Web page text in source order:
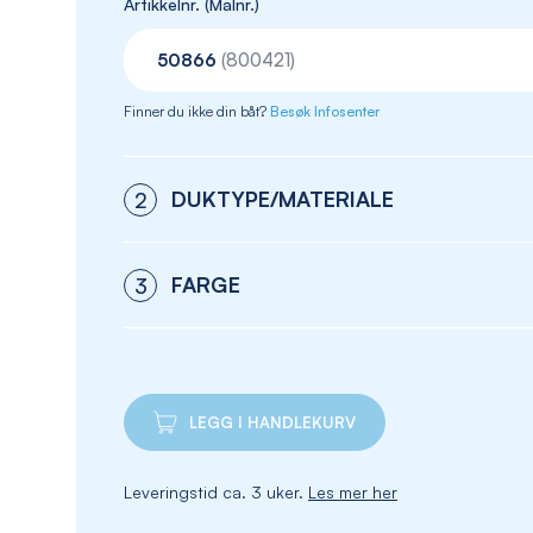
Artikkelnr. (Malnr.)
Finner du ikke din båt? Besøk Infosenter
50866 (800421)
2 DUKTYPE/MATERIALE
3 FARGE
LEGG I HANDLEKURV
Leveringstid ca. 3 uker. Les mer her